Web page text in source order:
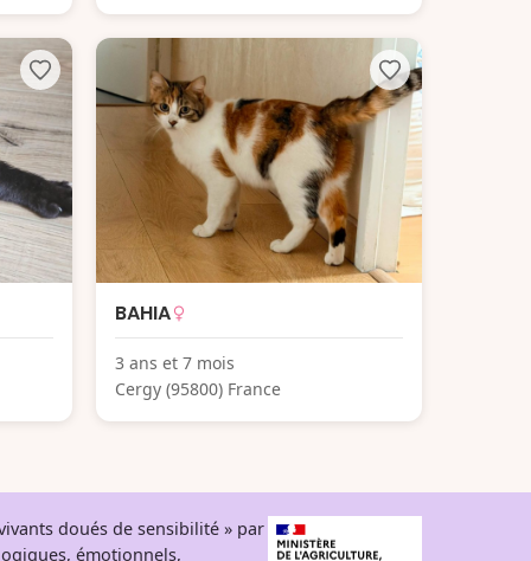
BAHIA
3 ans et 7 mois
Cergy (95800) France
doués de sensibilité » par
émotionnels,